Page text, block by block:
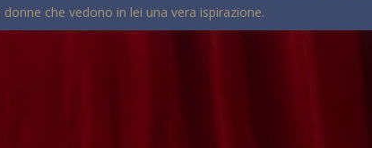
che vedono in lei una vera ispirazione.